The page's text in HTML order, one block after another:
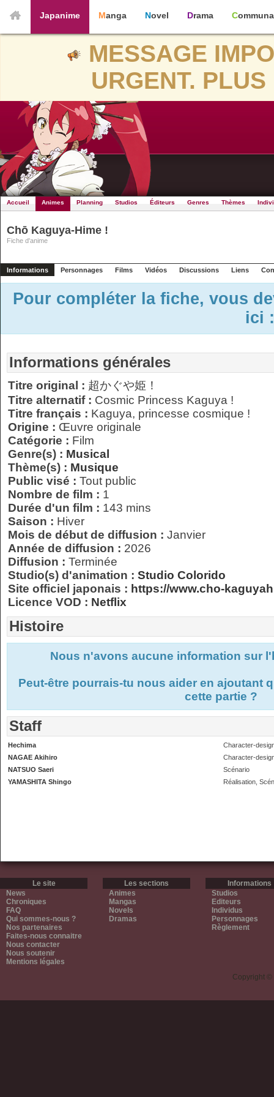
Japanime Manga Novel Drama
MESSAGE
URGENT.
Accueil Animes Planning Studios Éditeurs Genres Thèmes
Chō Kaguya-Hime !
Fiche d'anime
Informations Personnages Films Vidéos Discussions Liens
Pour compléter la fiche, vous
ici
Informations générales
Titre original : 超かぐや姫！
Titre alternatif : Cosmic Princess Kaguya !
Titre français : Kaguya, princesse cosmique !
Origine : Œuvre originale
Catégorie : Film
Genre(s) : Musical
Thème(s) : Musique
Public visé : Tout public
Nombre de film : 1
Durée d'un film : 143 mins
Saison : Hiver
Mois de début de diffusion : Janvier
Année de diffusion : 2026
Diffusion : Terminée
Studio(s) d'animation : Studio Colorido
Site officiel japonais : https://www.cho-
Licence VOD : Netflix
Histoire
Nous n'avons aucune information sur
Peut-être pourrais-tu nous aider en ajoutant
cette partie ?
Staff
Hechima
Character-
NAGAE Akihiro
Character-
NATSUO Saeri
Scénario
YAMASHITA Shingo
Réalisation,
Le site
News
Chroniques
FAQ
Qui sommes-nous ?
Nos partenaires
Faites-nous connaitre
Nous contacter
Nous soutenir
Mentions légales
Les sections
Animes
Mangas
Novels
Dramas
Informations
Studios
Editeurs
Individus
Personnages
Règlement
Copyright ©